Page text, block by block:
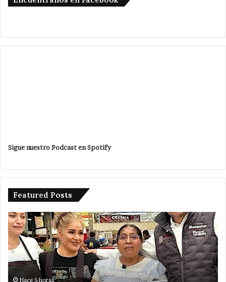
Sigue nuestro Podcast en Spotify
Featured Posts
Pone
en
marcha
Velazquez
Romero
un
kilómetro
Hace 15 horas